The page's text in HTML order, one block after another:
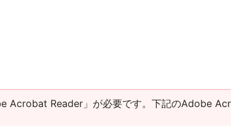
Acrobat Reader」が必要です。下記のAdobe